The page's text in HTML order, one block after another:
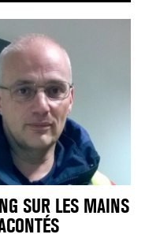
SUR LES MAINS